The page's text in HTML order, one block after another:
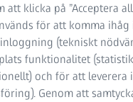
att klicka på ”Acceptera
för att komma
(tekniskt
funktionalitet
och för att leverera
Genom att